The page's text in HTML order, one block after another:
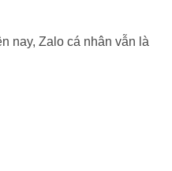
nay, Zalo cá nhân vẫn là